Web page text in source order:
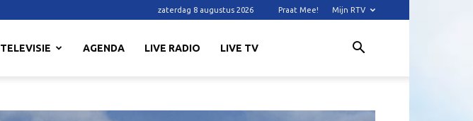
zaterdag 8 augustus 2026 Praat Mee! Mijn RTV
TELEVISIE AGENDA LIVE RADIO LIVE TV